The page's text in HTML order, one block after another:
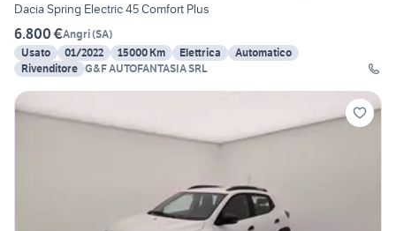
Dacia Spring Electric 45 Comfort Plus
6.800 €Angri(SA)
Usato
01/2022 15000 Km Elettrica
Automatico
Rivenditore G&F AUTOFANTASIA SRL